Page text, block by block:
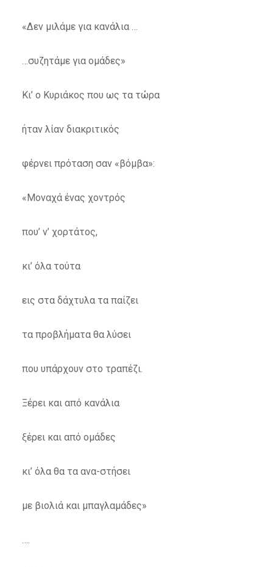
«Δεν μιλάμε για κανάλια …
…συζητάμε για ομάδες»
Κι’ ο Κυριάκος που ως τα τώρα
ήταν λίαν διακριτικός
φέρνει πρόταση σαν «βόμβα»:
«Μοναχά ένας χοντρός
που’ ν’ χορτάτος,
κι’ όλα τούτα
εις στα δάχτυλα τα παίζει
τα προβλήματα θα λύσει
που υπάρχουν στο τραπέζι.
Ξέρει και από κανάλια
ξέρει και από ομάδες
κι’ όλα θα τα ανα-στήσει
με βιολιά και μπαγλαμάδες»